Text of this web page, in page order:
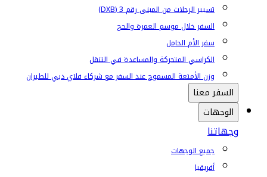
تسيير الرحلات من المبنى رقم 3 (DXB)
السفر خلال موسم العمرة والحج
سفر الأم الحامل
الكراسي المتحركة والمساعدة في التنقل
وزن الأمتعة المسموح عند السفر مع شركاء فلاي دبي للطيران
السفر معنا
الوجهات
وجهاتنا
جميع الوجهات
أفريقيا